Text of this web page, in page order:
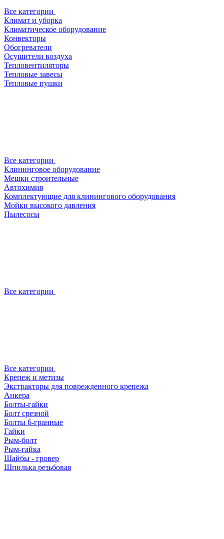
Все категории
Климат и уборка
Климатическое оборудование
Конвекторы
Обогреватели
Осушители воздуха
Тепловентиляторы
Тепловые завесы
Тепловые пушки
Все категории
Клининговое оборудование
Мешки строительные
Автохимия
Комплектующие для клинингового оборудования
Мойки высокого давления
Пылесосы
Все категории
Все категории
Крепеж и метизы
Экстракторы для поврежденного крепежа
Анкера
Болты-гайки
Болт срезной
Болты 6-гранные
Гайки
Рым-болт
Рым-гайка
Шайбы - гровер
Шпилька резьбовая